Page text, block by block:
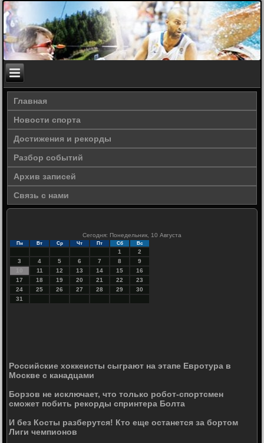
Главная
Новости спорта
Достижения и рекорды
Разбор событий
Архив записей
Связь с нами
Сегодня: Понедельник, 10 Августа
Пн Вт Ср Чт Пт Сб Вс
1
2
3
4 5 6 7 8
9
10
11 12 13 14 15
16
17
18 19 20 21 22
23
24
25 26 27 28 29
30
31
Российские хоккеисты сыграют на этапе Евротура в
Москве с канадцами
Борзов не исключает, что только робот-спортсмен
сможет побить рекорды спринтера Болта
И без Косты разберутся! Кто еще останется за бортом
Лиги чемпионов